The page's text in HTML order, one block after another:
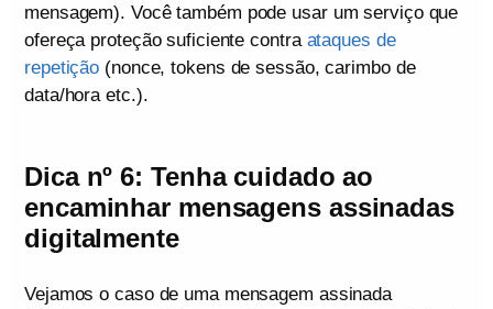
mensagem). Você também pode usar um serviço que
ofereça proteção suficiente contra ataques de
repetição (nonce, tokens de sessão, carimbo de
data/hora etc.).
Dica nº 6: Tenha cuidado ao
encaminhar mensagens assinadas
digitalmente
Vejamos o caso de uma mensagem assinada